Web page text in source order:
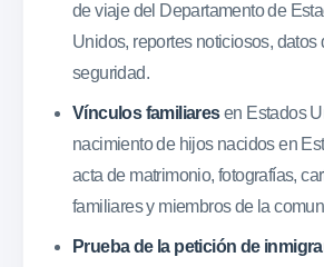
de viaje del Departamento de
Unidos, reportes noticiosos, datos
seguridad.
Vínculos familiaresen Estados
nacimiento de hijos nacidos en
acta de matrimonio, fotografías,
familiares y miembros de la
Prueba de la petición de